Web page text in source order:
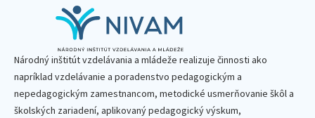
Národný inštitút vzdelávania a mládeže realizuje činnosti ako
napríklad vzdelávanie a poradenstvo pedagogickým a
nepedagogickým zamestnancom, metodické usmerňovanie škôl a
školských zariadení, aplikovaný pedagogický výskum,